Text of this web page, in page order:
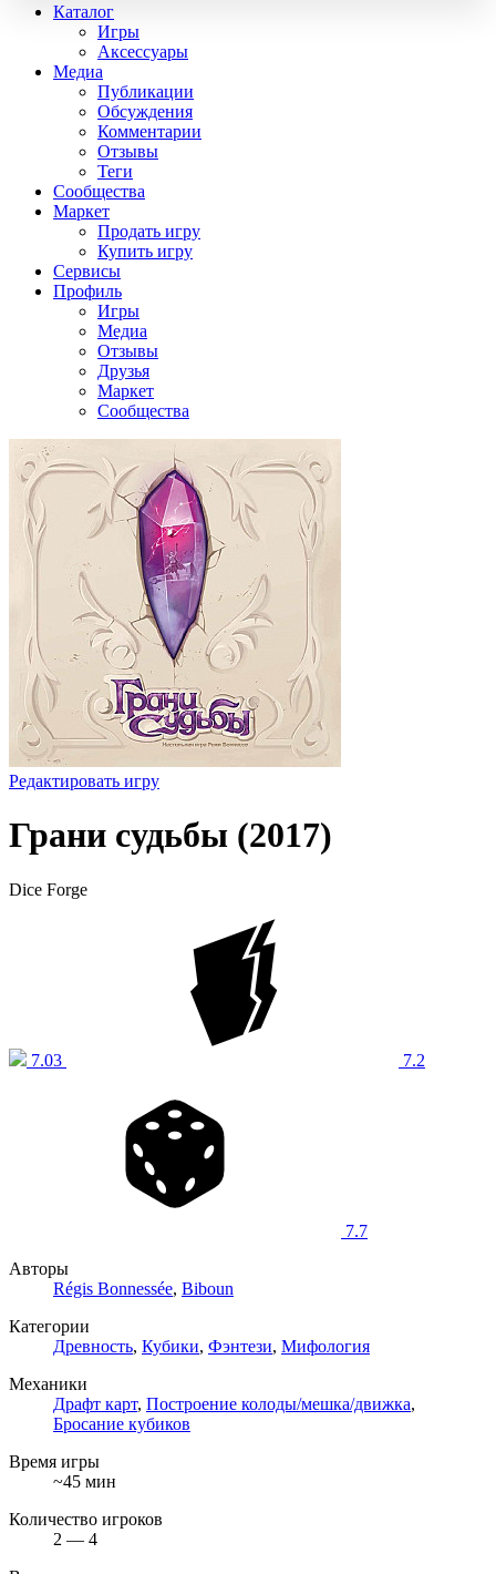
Каталог
Игры
Аксессуары
Медиа
Публикации
Обсуждения
Комментарии
Отзывы
Теги
Сообщества
Маркет
Продать игру
Купить игру
Сервисы
Профиль
Игры
Медиа
Отзывы
Друзья
Маркет
Сообщества
Редактировать игру
Грани судьбы (2017)
Dice Forge
7.03 7.2
7.7
Авторы
Régis Bonnessée, Biboun
Категории
Древность, Кубики, Фэнтези, Мифология
Механики
Драфт карт, Построение колоды/мешка/движка,
Бросание кубиков
Время игры
~45 мин
Количество игроков
2 — 4